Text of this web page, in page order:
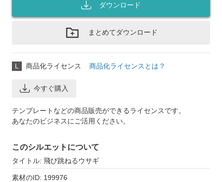
ダウンロード
まとめてダウンロード
L 商品化ライセンス 商品化ライセンスとは？
今すぐ購入
テンプレートなどの商品販売ができるライセンスです。
あなたのビジネスにご活用ください。
このシルエットについて
タイトル: 飛び跳ねるウサギ
素材のID: 199976